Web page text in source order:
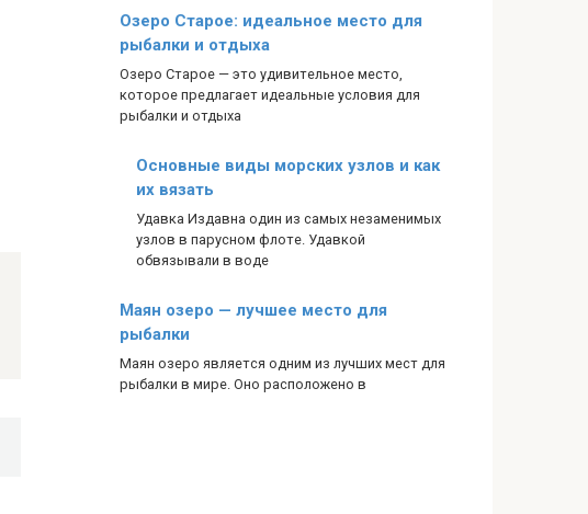
Озеро Старое: идеальное место для
рыбалки и отдыха
Озеро Старое — это удивительное место,
которое предлагает идеальные условия для
рыбалки и отдыха
Основные виды морских узлов и как
их вязать
Удавка Издавна один из самых незаменимых
узлов в парусном флоте. Удавкой
обвязывали в воде
Маян озеро — лучшее место для
рыбалки
Маян озеро является одним из лучших мест для
рыбалки в мире. Оно расположено в